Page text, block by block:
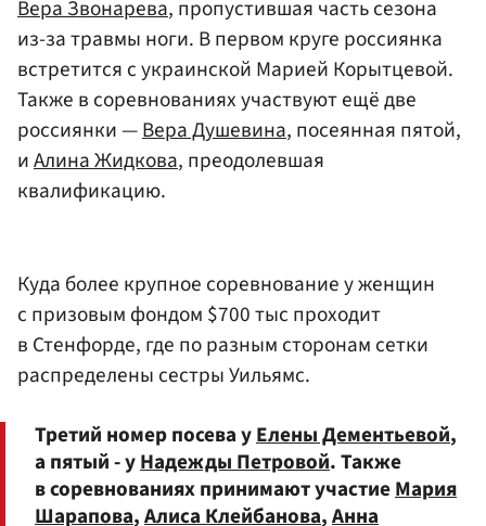
Вера Звонарева, пропустившая часть сезона
из-за травмы ноги. В первом круге россиянка
встретится с украинской Марией Корытцевой.
Также в соревнованиях участвуют ещё две
россиянки —Вера Душевина, посеянная пятой,
иАлина Жидкова, преодолевшая
квалификацию.
Куда более крупное соревнование у женщин
с призовым фондом $700 тыс проходит
в Стенфорде, где по разным сторонам сетки
распределены сестры Уильямс.
Третий номер посева уЕлены Дементьевой,
а пятый - уНадежды Петровой. Также
в соревнованиях принимают участиеМария
Шарапова,Алиса Клейбанова,Анна